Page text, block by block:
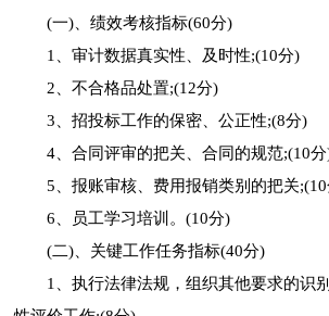
(一)、绩效考核指标(60分)
1、审计数据真实性、及时性;(10分)
2、不合格品处置;(12分)
3、招投标工作的保密、公正性;(8分)
4、合同评审的把关、合同的规范;(10
5、报账审核、费用报销类别的把关
6、员工学习培训。(10分)
(二)、关键工作任务指标(40分)
1、执行法律法规，组织其他要求的识